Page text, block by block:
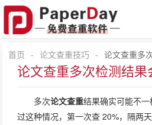
首页 - 论文查重技巧 - 论文查重多
论文查重多次检测结果
多次论文查重结果确实可能不
过这种情况，第一次查 20%，隔两